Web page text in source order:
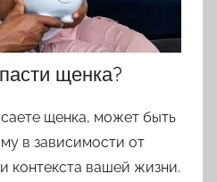
щенка?
щенка, может быть
в зависимости от
контекста вашей жизни.